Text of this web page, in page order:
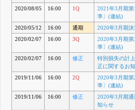
2020/08/05
16:00 1Q
2021年3月期
準〕(連結)
2020/05/12
16:00 通期
2020年3月期
2020/02/07
16:00 3Q
2020年3月期
準〕(連結)
2020/02/07
16:00 修正
特別損失の計
正に関するお
2019/11/06
16:00 2Q
2020年3月期
準〕(連結)
2019/11/06
16:00 修正
2020年3月期
知らせ